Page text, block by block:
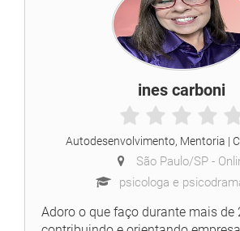
ines carboni
Autodesenvolvimento, Mentoria |
São Paulo/SP -
psicologa e
Adoro o que faço durante mais de